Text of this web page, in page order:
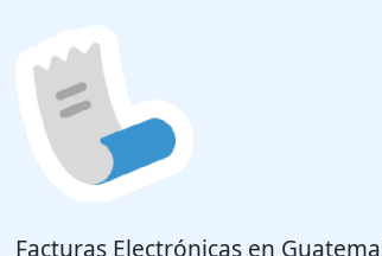
Facturas Electrónicas en